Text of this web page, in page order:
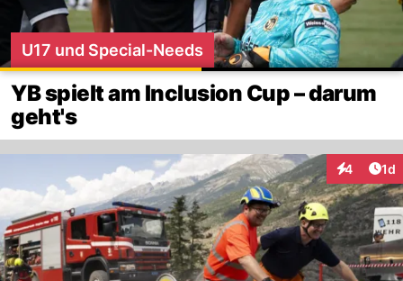
U17 und Special-Needs
YB spielt am Inclusion Cup – darum
geht's
4 1d